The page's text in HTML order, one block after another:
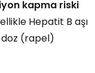
kapma riski
Hepatit B aşı
(rapel)